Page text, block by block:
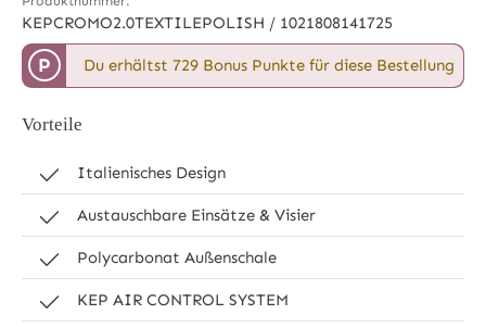
KEPCROMO2.0TEXTILEPOLISH / 1021808141725
P Du erhältst 729 Bonus Punkte für diese Bestellung
Vorteile
Italienisches Design
Austauschbare Einsätze & Visier
Polycarbonat Außenschale
KEP AIR CONTROL SYSTEM